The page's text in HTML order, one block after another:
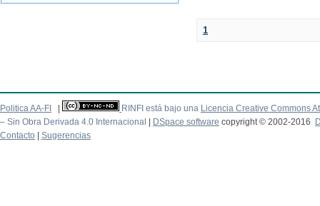
1
Politica AA-FI RINFI está bajo una Licencia Creative Commons
– Sin Obra Derivada 4.0 Internacional
DSpace software copyright © 2002-2016
Contacto
Sugerencias